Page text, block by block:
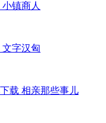
小镇商人
文字汉匈
相亲那些事儿